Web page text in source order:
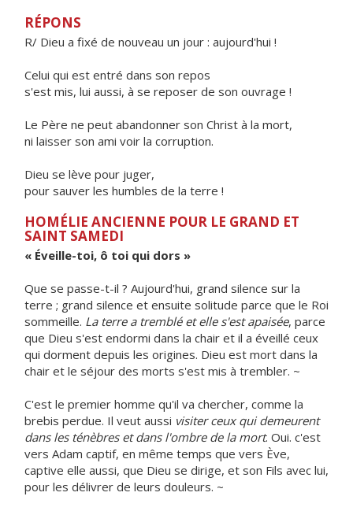
RÉPONS
R/ Dieu a fixé de nouveau un jour : aujourd'hui !
Celui qui est entré dans son repos
s'est mis, lui aussi, à se reposer de son ouvrage !
Le Père ne peut abandonner son Christ à la mort,
ni laisser son ami voir la corruption.
Dieu se lève pour juger,
pour sauver les humbles de la terre !
HOMÉLIE ANCIENNE POUR LE GRAND ET
SAINT SAMEDI
« Éveille-toi, ô toi qui dors »
Que se passe-t-il ? Aujourd'hui, grand silence sur la
terre ; grand silence et ensuite solitude parce que le Roi
sommeille. La terre a tremblé et elle s'est apaisée, parce
que Dieu s'est endormi dans la chair et il a éveillé ceux
qui dorment depuis les origines. Dieu est mort dans la
chair et le séjour des morts s'est mis à trembler. ~
C'est le premier homme qu'il va chercher, comme la
brebis perdue. Il veut aussi visiter ceux qui demeurent
dans les ténèbres et dans l'ombre de la mort. Oui. c'est
vers Adam captif, en même temps que vers Ève,
captive elle aussi, que Dieu se dirige, et son Fils avec lui,
pour les délivrer de leurs douleurs. ~